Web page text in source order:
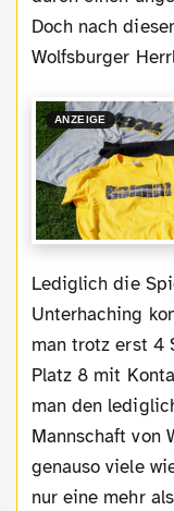
Doch nach
Wolfsburger
ANZEIGE
Lediglich die Spiele gegen Köln (zu Hause) und in
Unterhaching
man trotz erst 4
Platz 8 mit
man den
Mannschaft von
genauso viele
nur eine mehr